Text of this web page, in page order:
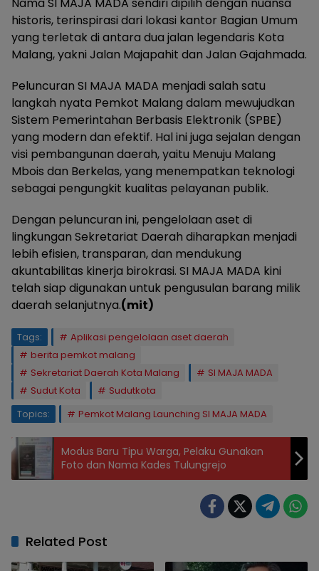
historis, terinspirasi dari lokasi kantor Bagian Umum
yang terletak di antara dua jalan legendaris Kota
Malang, yakni Jalan Majapahit dan Jalan Gajahmada.
Peluncuran SI MAJA MADA menjadi salah satu
langkah nyata Pemkot Malang dalam mewujudkan
Sistem Pemerintahan Berbasis Elektronik (SPBE)
yang modern dan efektif. Hal ini juga sejalan dengan
visi pembangunan daerah, yaitu Menuju Malang
Mbois dan Berkelas, yang menempatkan teknologi
sebagai pengungkit kualitas pelayanan publik.
Dengan peluncuran ini, pengelolaan aset di
lingkungan Sekretariat Daerah diharapkan menjadi
lebih efisien, transparan, dan mendukung
akuntabilitas kinerja birokrasi. SI MAJA MADA kini
telah siap digunakan untuk pengusulan barang milik
daerah selanjutnya.(mit)
Tags:
Aplikasi pengelolaan aset daerah
berita pemkot malang
Sekretariat Daerah Kota Malang
SI MAJA MADA
Sudut Kota
Sudutkota
Topics:
Pemkot Malang Launching SI MAJA MADA
Modus Baru Tipu Warga, Pelaku Gunakan
Foto dan Nama Kades Tulungrejo
Related Post